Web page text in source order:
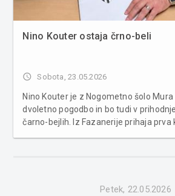
Nino Kouter ostaja črno-beli
access_time Sobota, 23.05.2026
Nino Kouter je z Nogometno šolo
dvoletno pogodbo in bo tudi v
čarno-bejlih. Iz Fazanerije prihaja prva
Petek, 22.05.2026